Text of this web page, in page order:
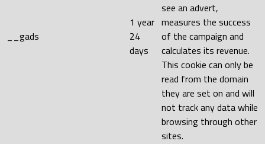
__gads
1 year
24
days
see an advert,
measures the success
of the campaign and
calculates its revenue.
This cookie can only be
read from the domain
they are set on and will
not track any data while
browsing through other
sites.